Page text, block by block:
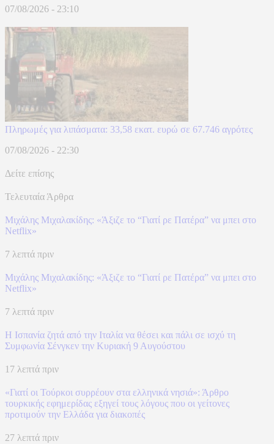
07/08/2026 - 23:10
Πληρωμές για λιπάσματα: 33,58 εκατ. ευρώ σε 67.746 αγρότες
07/08/2026 - 22:30
Δείτε επίσης
Τελευταία Άρθρα
Μιχάλης Μιχαλακίδης: «Άξιζε το “Γιατί ρε Πατέρα” να μπει στο
Netflix»
7 λεπτά πριν
Μιχάλης Μιχαλακίδης: «Άξιζε το “Γιατί ρε Πατέρα” να μπει στο
Netflix»
7 λεπτά πριν
H Ισπανία ζητά από την Ιταλία να θέσει και πάλι σε ισχύ τη
Συμφωνία Σένγκεν την Κυριακή 9 Αυγούστου
17 λεπτά πριν
«Γιατί οι Τούρκοι συρρέουν στα ελληνικά νησιά»: Άρθρο
τουρκικής εφημερίδας εξηγεί τους λόγους που οι γείτονες
προτιμούν την Ελλάδα για διακοπές
27 λεπτά πριν